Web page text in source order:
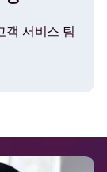
객 서비스 팀